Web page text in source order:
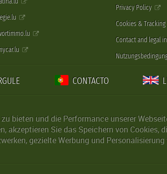
Privacy Policy
Cookies & Tracking
Contact and legal
CONTACTO
bieten und die Performance unserer
akzeptieren Sie das Speichern von
gezielte Werbung und